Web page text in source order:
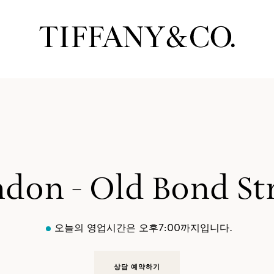
- Old Bond
오늘의 영업시간은 오후7:00까지입니다.
상담 예약하기